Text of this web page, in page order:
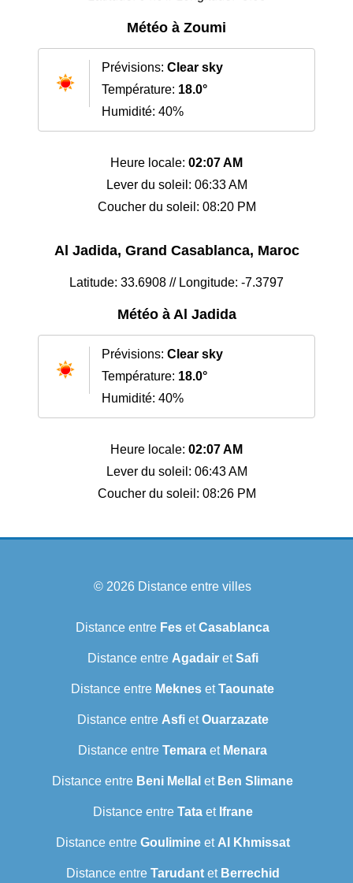
Météo à Zoumi
Prévisions: Clear sky
Température: 18.0°
Humidité: 40%
Heure locale: 02:07 AM
Lever du soleil: 06:33 AM
Coucher du soleil: 08:20 PM
Al Jadida, Grand Casablanca, Maroc
Latitude: 33.6908 // Longitude: -7.3797
Météo à Al Jadida
Prévisions: Clear sky
Température: 18.0°
Humidité: 40%
Heure locale: 02:07 AM
Lever du soleil: 06:43 AM
Coucher du soleil: 08:26 PM
© 2026 Distance entre villes
Distance entre Fes etCasablanca
Distance entre AgadairetSafi
Distance entre Meknes etTaounate
Distance entre AsfietOuarzazate
Distance entre Temara et Menara
Distance entre Beni Mellal et Ben Slimane
Distance entre Tataet Ifrane
Distance entre Goulimineet Al Khmissat
Distance entre Tarudantet Berrechid